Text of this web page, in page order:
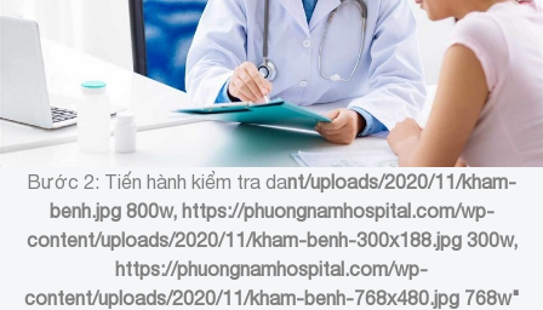
Bước 2: Tiến hành kiểm tra dant/uploads/2020/11/kham-
benh.jpg 800w, https://phuongnamhospital.com/wp-
content/uploads/2020/11/kham-benh-300x188.jpg 300w,
https://phuongnamhospital.com/wp-
content/uploads/2020/11/kham-benh-768x480.jpg 768w"